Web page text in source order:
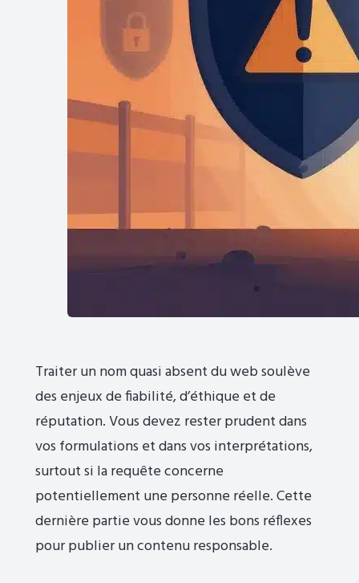
Traiter un nom quasi absent du web soulève
des enjeux de fiabilité, d’éthique et de
réputation. Vous devez rester prudent dans
vos formulations et dans vos interprétations,
surtout si la requête concerne
potentiellement une personne réelle. Cette
dernière partie vous donne les bons réflexes
pour publier un contenu responsable.